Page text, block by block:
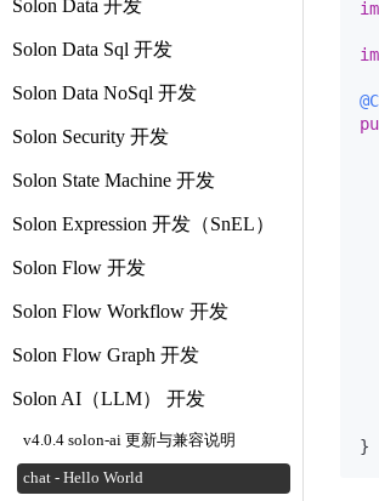
Solon Data 开发
Solon Data Sql 开发
Solon Data NoSql 开发
Solon Security 开发
Solon State Machine 开发
Solon Expression 开发（SnEL）
Solon Flow 开发
Solon Flow Workflow 开发
Solon Flow Graph 开发
Solon AI（LLM） 开发
v4.0.4 solon-ai 更新与兼容说明
chat - Hello World